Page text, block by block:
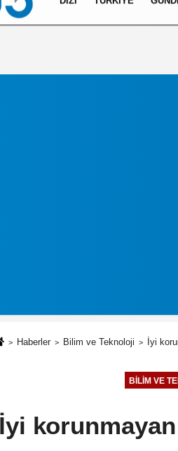
Haberler Bilim ve Teknoloji İyi
BILIM VE
İyi